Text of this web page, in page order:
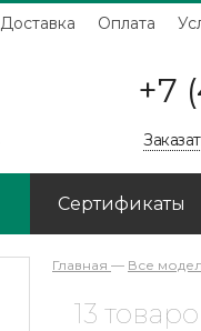
Доставка Оплата
+7
Сертификаты
Главная — Все
13